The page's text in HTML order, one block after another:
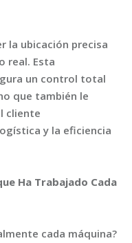
la ubicación precisa
real. Esta
un control total
que también le
cliente
y la eficiencia
Ha Trabajado Cada
cada máquina?